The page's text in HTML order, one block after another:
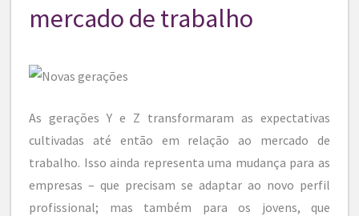
mercado de trabalho
As gerações Y e Z transformaram as expectativas
cultivadas até então em relação ao mercado de
trabalho. Isso ainda representa uma mudança para as
empresas – que precisam se adaptar ao novo perfil
profissional; mas também para os jovens, que